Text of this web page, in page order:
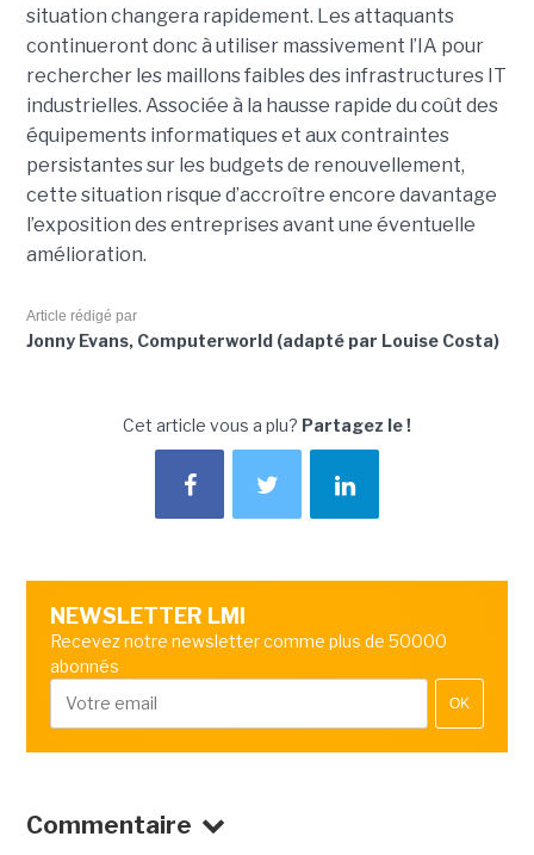
situation changera rapidement. Les attaquants
continueront donc à utiliser massivement l’IA pour
rechercher les maillons faibles des infrastructures IT
industrielles. Associée à la hausse rapide du coût des
équipements informatiques et aux contraintes
persistantes sur les budgets de renouvellement,
cette situation risque d’accroître encore davantage
l’exposition des entreprises avant une éventuelle
amélioration.
Article rédigé par
Jonny Evans, Computerworld (adapté par Louise Costa)
Cet article vous a plu? Partagez le !
NEWSLETTER LMI
Recevez notre newsletter comme plus de 50000
abonnés
OK
Commentaire